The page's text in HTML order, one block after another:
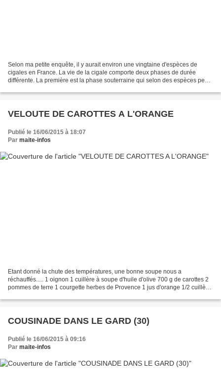
Selon ma petite enquête, il y aurait environ une vingtaine d'espèces de
cigales en France. La vie de la cigale comporte deux phases de durée
différente. La première est la phase souterraine qui selon des espèces peut
VELOUTE DE CAROTTES A L'ORANGE
Publié le 16/06/2015 à 18:07
Par maite-infos
Etant donné la chute des températures, une bonne soupe nous a
réchauffés..... 1 oignon 1 cuillère à soupe d'huile d'olive 700 g de carottes 2
pommes de terre 1 courgette herbes de Provence 1 jus d'orange 1/2 cuillère
COUSINADE DANS LE GARD (30)
Publié le 16/06/2015 à 09:16
Par maite-infos